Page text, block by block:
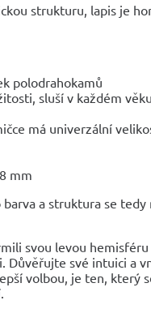
strukturu, lapis je
polodrahokamů
sluší v každém
má univerzální
mm
a struktura se
svou levou
Důvěřujte své intuici a
volbou, je ten, který